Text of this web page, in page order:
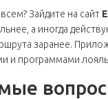
Зайдите на сайт
а иногда
заранее.
и программами